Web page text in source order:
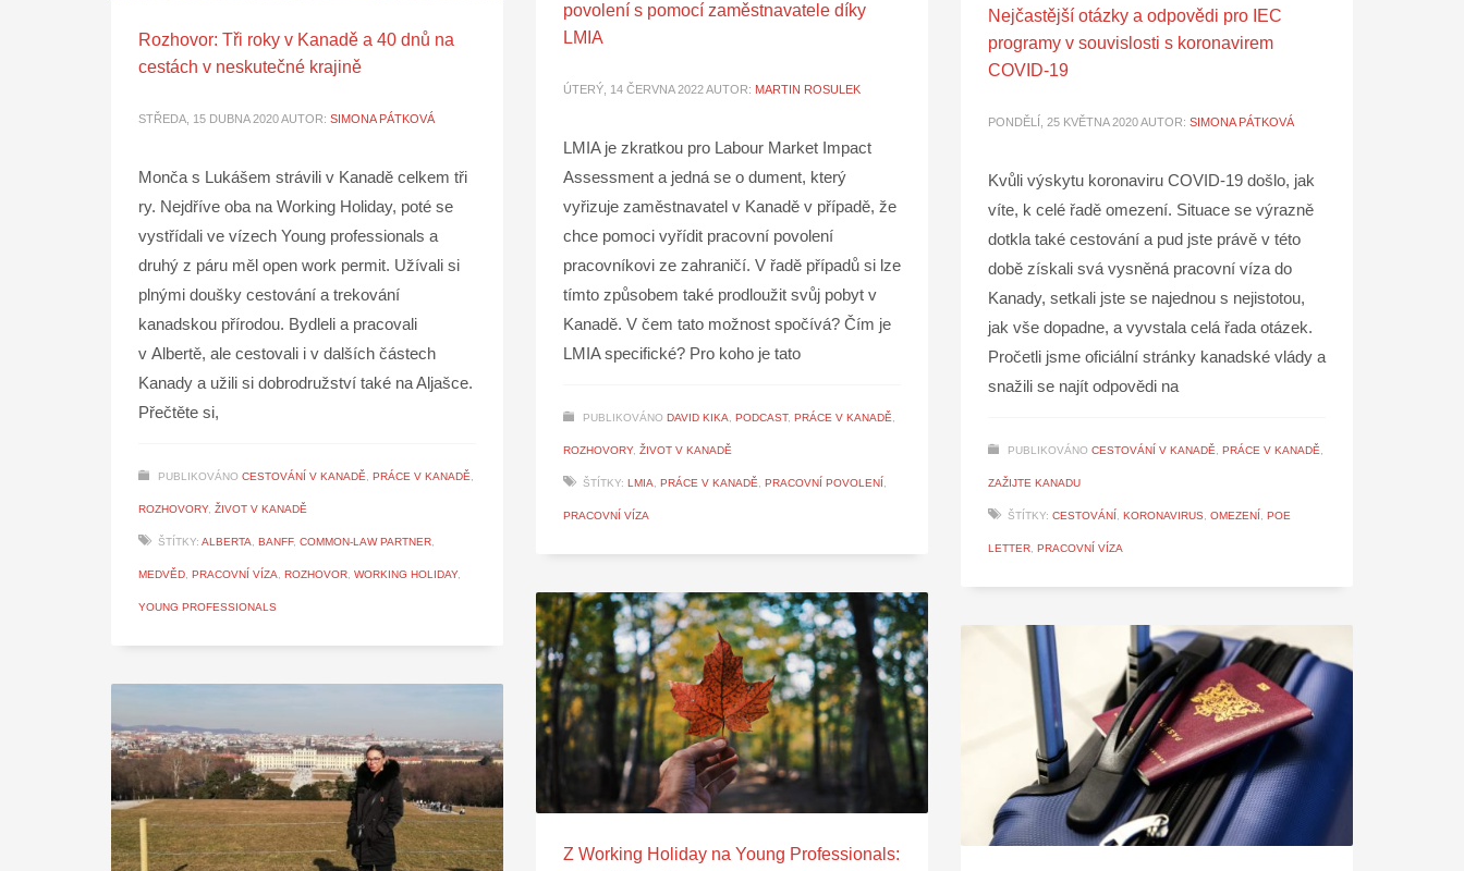
povolení s pomocí zaměstnavatele díky
LMIA
ÚTERÝ, 14 ČERVNA 2022AUTOR: MARTIN ROSULEK
LMIA je zkratkou pro Labour Market Impact
Assessment a jedná se o dument, který
vyřizuje zaměstnavatel v Kanadě v případě, že
chce pomoci vyřídit pracovní povolení
pracovníkovi ze zahraničí. V řadě případů si lze
tímto způsobem také prodloužit svůj pobyt v
Kanadě. V čem tato možnost spočívá? Čím je
LMIA specifické? Pro koho je tato
PUBLIKOVÁNO DAVID KIKA, PODCAST, PRÁCE V KANADĚ,
ROZHOVORY, ŽIVOT V KANADĚ
ŠTÍTKY: LMIA, PRÁCE V KANADĚ, PRACOVNÍ POVOLENÍ ,
PRACOVNÍ VÍZA
Nejčastější otázky a odpovědi pro IEC
programy v souvislosti s koronavirem
COVID-19
PONDĚLÍ, 25 KVĚTNA 2020AUTOR: SIMONA PÁTKOVÁ
Kvůli výskytu koronaviru COVID-19 došlo, jak
víte, k celé řadě omezení. Situace se výrazně
dotkla také cestování a pud jste právě v této
době získali svá vysněná pracovní víza do
Kanady, setkali jste se najednou s nejistotou,
jak vše dopadne, a vyvstala celá řada otázek.
Pročetli jsme oficiální stránky kanadské vlády a
snažili se najít odpovědi na
PUBLIKOVÁNO CESTOVÁNÍ V KANADĚ, PRÁCE V KANADĚ,
ZAŽIJTE KANADU
ŠTÍTKY: CESTOVÁNÍ , KORONAVIRUS, OMEZENÍ , POE
LETTER, PRACOVNÍ VÍZA
Rozhovor: Tři roky v Kanadě a 40 dnů na
cestách v neskutečné krajině
STŘEDA, 15 DUBNA 2020AUTOR: SIMONA PÁTKOVÁ
Monča s Lukášem strávili v Kanadě celkem tři
ry. Nejdříve oba na Working Holiday, poté se
vystřídali ve vízech Young professionals a
druhý z páru měl open work permit. Užívali si
plnými doušky cestování a trekování
kanadskou přírodou. Bydleli a pracovali
v Albertě, ale cestovali i v dalších částech
Kanady a užili si dobrodružství také na Aljašce.
Přečtěte si,
PUBLIKOVÁNO CESTOVÁNÍ V KANADĚ, PRÁCE V KANADĚ,
ROZHOVORY, ŽIVOT V KANADĚ
ŠTÍTKY: ALBERTA, BANFF, COMMON-LAW PARTNER,
MEDVĚD, PRACOVNÍ VÍZA, ROZHOVOR, WORKING HOLIDAY,
YOUNG PROFESSIONALS
Z Working Holiday na Young Professionals: